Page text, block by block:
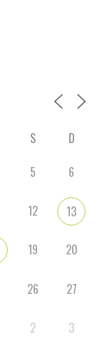
S
D
5 6
12 13
19 20
26 27
2 3